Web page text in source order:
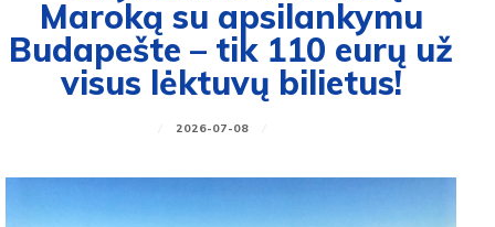
Maroką su apsilankymu
Budapešte – tik 110 eurų už
visus lėktuvų bilietus!
2026-07-08